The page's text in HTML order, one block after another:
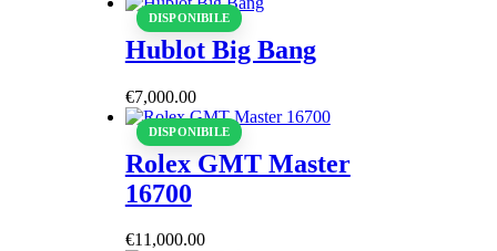
DISPONIBILE
Hublot Big Bang
€7,000.00
DISPONIBILE
Rolex GMT Master
16700
€11,000.00